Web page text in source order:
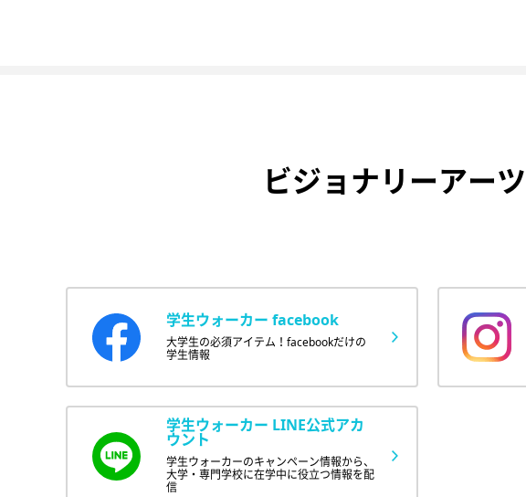
ビジョナリーアー
学生ウォーカー facebook
大学生の必須アイテム！facebookだけの
学生情報
学生ウォーカー LINE公式アカ
ウント
学生ウォーカーのキャンペーン情報から、
大学・専門学校に在学中に役立つ情報を配
信